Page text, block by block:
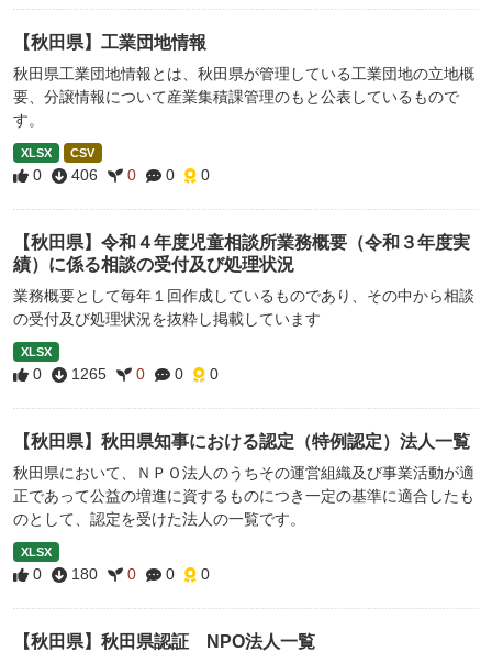
【秋田県】工業団地情報
秋田県工業団地情報とは、秋田県が管理している工業団地の立地概
要、分譲情報について産業集積課管理のもと公表しているもので
す。
XLSX CSV
0 406 0 0 0
【秋田県】令和４年度児童相談所業務概要（令和３年度実
績）に係る相談の受付及び処理状況
業務概要として毎年１回作成しているものであり、その中から相談
の受付及び処理状況を抜粋し掲載しています
XLSX
0 1265 0 0 0
【秋田県】秋田県知事における認定（特例認定）法人一覧
秋田県において、ＮＰＯ法人のうちその運営組織及び事業活動が適
正であって公益の増進に資するものにつき一定の基準に適合したも
のとして、認定を受けた法人の一覧です。
XLSX
0 180 0 0 0
【秋田県】秋田県認証 NPO法人一覧